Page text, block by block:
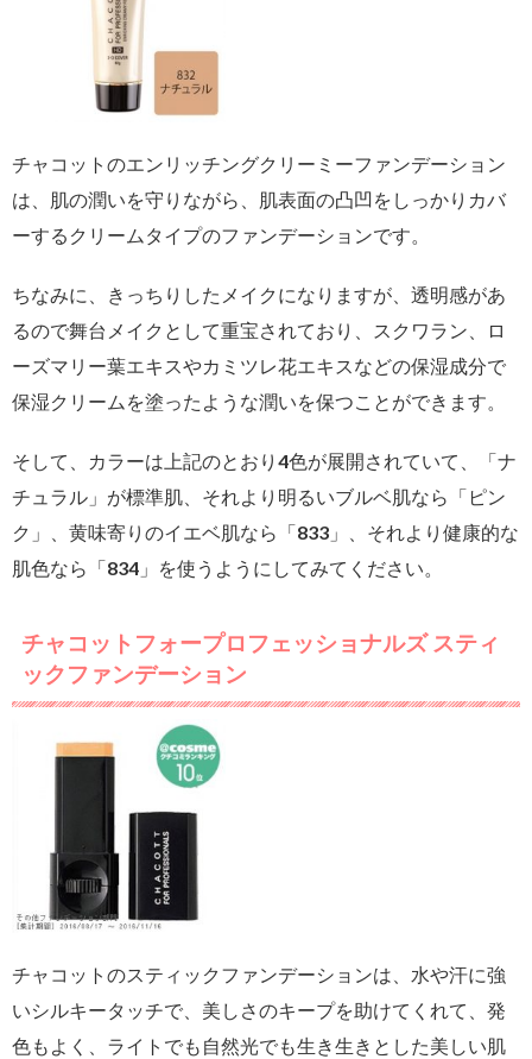
チャコットのエンリッチングクリーミーファンデーション
は、肌の潤いを守りながら、肌表面の凸凹をしっかりカバ
ーするクリームタイプのファンデーションです。
ちなみに、きっちりしたメイクになりますが、透明感があ
るので舞台メイクとして重宝されており、スクワラン、ロ
ーズマリー葉エキスやカミツレ花エキスなどの保湿成分で
保湿クリームを塗ったような潤いを保つことができます。
そして、カラーは上記のとおり4色が展開されていて、「ナ
チュラル」が標準肌、それより明るいブルベ肌なら「ピン
ク」、黄味寄りのイエベ肌なら「833」、それより健康的な
肌色なら「834」を使うようにしてみてください。
チャコットフォープロフェッショナルズ スティ
ックファンデーション
チャコットのスティックファンデーションは、水や汗に強
いシルキータッチで、美しさのキープを助けてくれて、発
色もよく、ライトでも自然光でも生き生きとした美しい肌